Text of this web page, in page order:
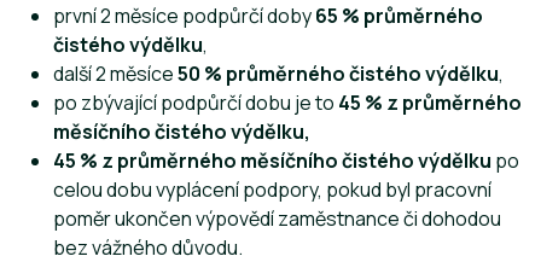
první 2 měsíce podpůrčí doby65 % průměrného
čistého výdělku,
další 2 měsíce50 % průměrného čistého výdělku,
po zbývající podpůrčí dobu je to 45 % z průměrného
měsíčního čistého výdělku,
45 % z průměrného měsíčního čistého výdělku po
celou dobu vyplácení podpory, pokud byl pracovní
poměr ukončen výpovědí zaměstnance či dohodou
bez vážného důvodu.